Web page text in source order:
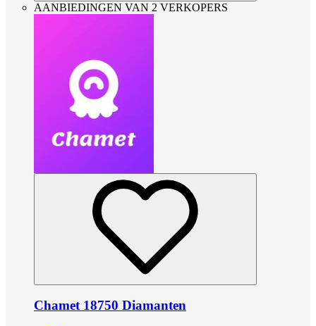
AANBIEDINGEN VAN 2 VERKOPERS
Chamet 18750 Diamanten